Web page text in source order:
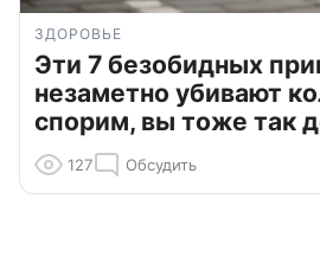
ЗДОРОВЬЕ
Эти 7 безобидных
незаметно убивают
спорим, вы тоже так
127 Обсудить